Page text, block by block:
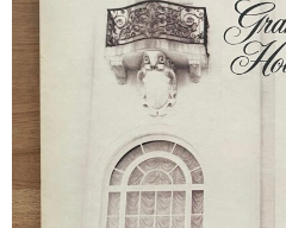
取り置きなどについて
Categories
New Arrivals